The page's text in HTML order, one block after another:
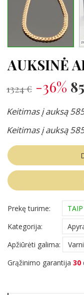
AUKSINĖ
1324 € -36%
Keitimas į auksą
Keitimas į auksą
Prekę turime: TAIP
Kategorija:
Apžiūrėti galima:
Grąžinimo garantija 30